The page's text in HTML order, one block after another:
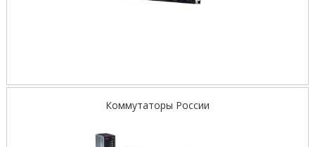
Коммутаторы России